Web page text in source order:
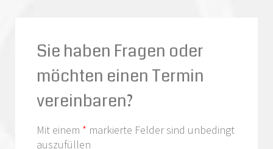
Sie haben Fragen oder
möchten einen Termin
vereinbaren?
Mit einem * markierte Felder sind unbedingt
auszufüllen